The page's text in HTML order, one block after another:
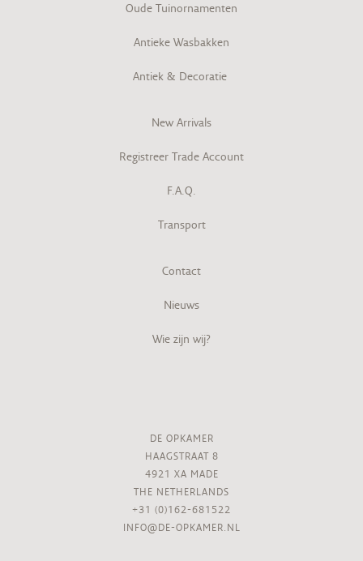
Oude Tuinornamenten
Antieke Wasbakken
Antiek & Decoratie
New Arrivals
Registreer Trade Account
F.A.Q.
Transport
Contact
Nieuws
Wie zijn wij?
DE OPKAMER
HAAGSTRAAT 8
4921 XA MADE
THE NETHERLANDS
+31 (0)162-681522
INFO@DE-OPKAMER.NL